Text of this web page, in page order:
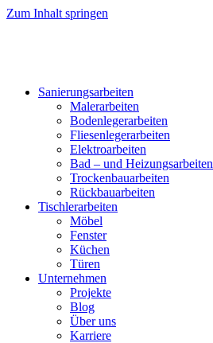
Zum Inhalt springen
Sanierungsarbeiten
Malerarbeiten
Bodenlegerarbeiten
Fliesenlegerarbeiten
Elektroarbeiten
Bad – und Heizungsarbeiten
Trockenbauarbeiten
Rückbauarbeiten
Tischlerarbeiten
Möbel
Fenster
Küchen
Türen
Unternehmen
Projekte
Blog
Über uns
Karriere